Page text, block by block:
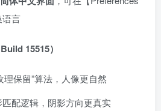
语言
15515）
理保留”算法，人像更自然
匹配逻辑，阴影方向更真实